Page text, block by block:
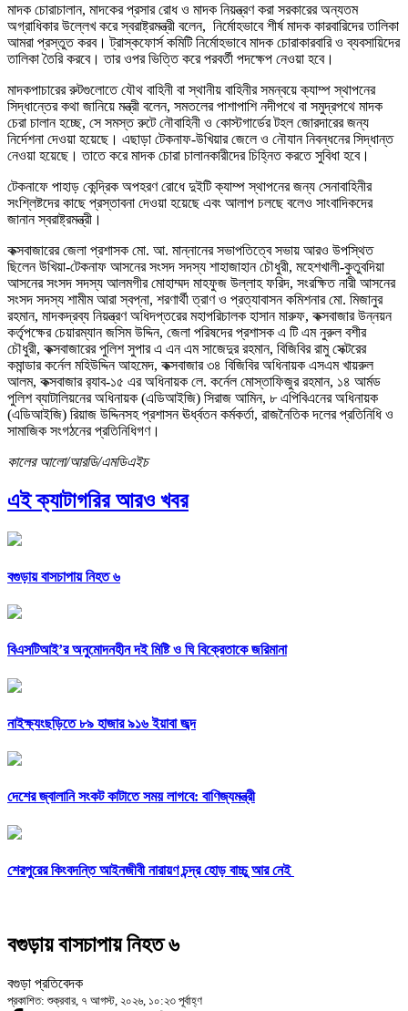
মাদক চোরাচালান, মাদকের প্রসার রোধ ও মাদক নিয়ন্ত্রণ করা সরকারের অন্যতম
অগ্রাধিকার উল্লেখ করে স্বরাষ্ট্রমন্ত্রী বলেন, নির্মোহভাবে শীর্ষ মাদক কারবারিদের তালিকা
আমরা প্রস্তুত করব। ট্রাস্কফোর্স কমিটি নির্মোহভাবে মাদক চোরাকারবারি ও ব্যবসায়িদের
তালিকা তৈরি করবে। তার ওপর ভিত্তি করে পরবর্তী পদক্ষেপ নেওয়া হবে।
মাদকপাচারের রুটগুলোতে যৌথ বাহিনী বা স্থানীয় বাহিনীর সমন্বয়ে ক্যাম্প স্থাপনের
সিদ্ধান্তের কথা জানিয়ে মন্ত্রী বলেন, সমতলের পাশাপাশি নদীপথে বা সমুদ্রপথে মাদক
চেরা চালান হচ্ছে, সে সমস্ত রুটে নৌবাহিনী ও কোস্টগার্ডের টহল জোরদারের জন্য
নির্দেশনা দেওয়া হয়েছে। এছাড়া টেকনাফ-উখিয়ার জেলে ও নৌযান নিবন্ধনের সিদ্ধান্ত
নেওয়া হয়েছে। তাতে করে মাদক চোরা চালানকারীদের চিহ্নিত করতে সুবিধা হবে।
টেকনাফে পাহাড় কেন্দ্রিক অপহরণ রোধে দুইটি ক্যাম্প স্থাপনের জন্য সেনাবাহিনীর
সংশ্লিষ্টদের কাছে প্রস্তাবনা দেওয়া হয়েছে এবং আলাপ চলছে বলেও সাংবাদিকদের
জানান স্বরাষ্ট্রমন্ত্রী।
কক্সবাজারের জেলা প্রশাসক মো. আ. মান্নানের সভাপতিত্বে সভায় আরও উপস্থিত
ছিলেন উখিয়া-টেকনাফ আসনের সংসদ সদস্য শাহাজাহান চৌধুরী, মহেশখালী-কুতুবদিয়া
আসনের সংসদ সদস্য আলমগীর মোহাম্মদ মাহফুজ উল্লাহ ফরিদ, সংরক্ষিত নারী আসনের
সংসদ সদস্য শামীম আরা স্বপ্না, শরণার্থী ত্রাণ ও প্রত্যাবাসন কমিশনার মো. মিজানুর
রহমান, মাদকদ্রব্য নিয়ন্ত্রণ অধিদপ্তরের মহাপরিচালক হাসান মারুফ, কক্সবাজার উন্নয়ন
কর্তৃপক্ষের চেয়ারম্যান জসিম উদ্দিন, জেলা পরিষদের প্রশাসক এ টি এম নুরুল বশীর
চৌধুরী, কক্সবাজারের পুলিশ সুপার এ এন এম সাজেদুর রহমান, বিজিবির রামু সেক্টরের
কমান্ডার কর্নেল মহিউদ্দিন আহমেদ, কক্সবাজার ৩৪ বিজিবির অধিনায়ক এসএম খায়রুল
আলম, কক্সবাজার র‌্যাব-১৫ এর অধিনায়ক লে. কর্নেল মোস্তাফিজুর রহমান, ১৪ আর্মড
পুলিশ ব্যাটালিয়নের অধিনায়ক (এডিআইজি) সিরাজ আমিন, ৮ এপিবিএনের অধিনায়ক
(এডিআইজি) রিয়াজ উদ্দিনসহ প্রশাসন ঊর্ধ্বতন কর্মকর্তা, রাজনৈতিক দলের প্রতিনিধি ও
সামাজিক সংগঠনের প্রতিনিধিগণ।
কালের আলো/আরডি/এমডিএইচ
এই ক্যাটাগরির আরও খবর
বগুড়ায় বাসচাপায় নিহত ৬
বিএসটিআই’র অনুমোদনহীন দই মিষ্টি ও ঘি বিক্রেতাকে জরিমানা
নাইক্ষ্যংছড়িতে ৮৯ হাজার ৯১৬ ইয়াবা জব্দ
দেশের জ্বালানি সংকট কাটাতে সময় লাগবে: বাণিজ্যমন্ত্রী
শেরপুরের কিংবদন্তি আইনজীবী নারায়ণ চন্দ্র হোড় বাচ্চু আর নেই
বগুড়ায় বাসচাপায় নিহত ৬
বগুড়া প্রতিবেদক
প্রকাশিত: শুক্রবার, ৭ আগস্ট, ২০২৬, ১০:২৩ পূর্বাহ্ণ